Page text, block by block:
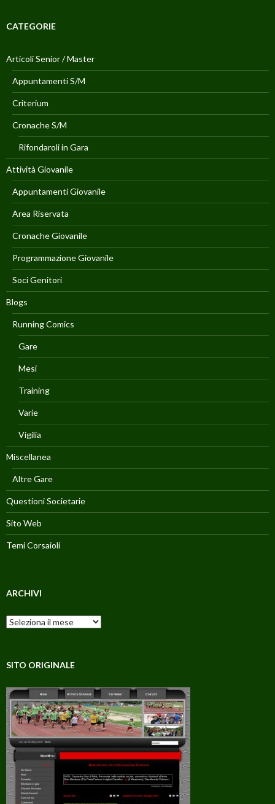
CATEGORIE
Articoli Senior / Master
Appuntamenti S/M
Criterium
Cronache S/M
Rifondaroli in Gara
Attività Giovanile
Appuntamenti Giovanile
Area Riservata
Cronache Giovanile
Programmazione Giovanile
Soci Genitori
Blogs
Running Comics
Gare
Mesi
Training
Varie
Vigilia
Miscellanea
Altre Gare
Questioni Societarie
Sito Web
Temi Corsaioli
ARCHIVI
Archivi
SITO ORIGINALE